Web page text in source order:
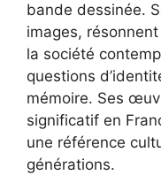
bande dessinée.
images,
la société
questions
mémoire. Ses
significatif en
une référence
générations.